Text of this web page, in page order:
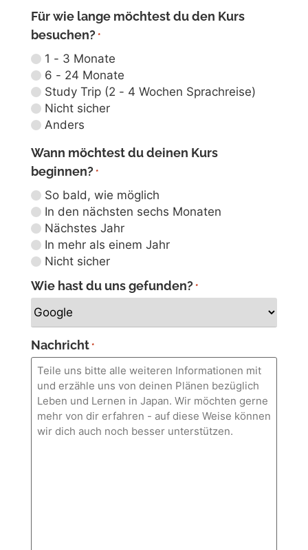
Für wie lange möchtest du den Kurs
besuchen? *
1 - 3 Monate
6 - 24 Monate
Study Trip (2 - 4 Wochen Sprachreise)
Nicht sicher
Anders
Wann möchtest du deinen Kurs
beginnen? *
So bald, wie möglich
In den nächsten sechs Monaten
Nächstes Jahr
In mehr als einem Jahr
Nicht sicher
Wie hast du uns gefunden? *
Nachricht *